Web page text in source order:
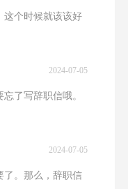
这个时候就该该好
2024-07-05
了写辞职信哦。
2024-07-05
了。那么，辞职信